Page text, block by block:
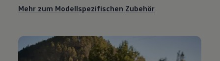
Mehr zum Modellspezifischen Zubehör